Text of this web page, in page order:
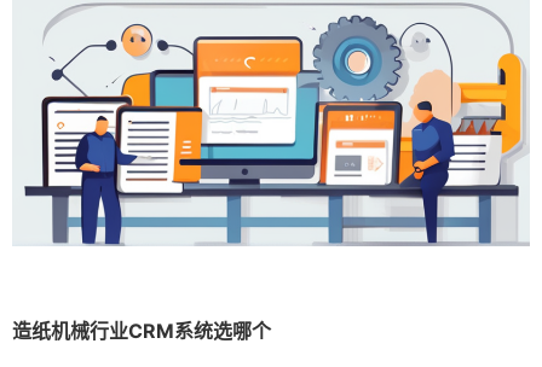
造纸机械行业CRM系统选哪个